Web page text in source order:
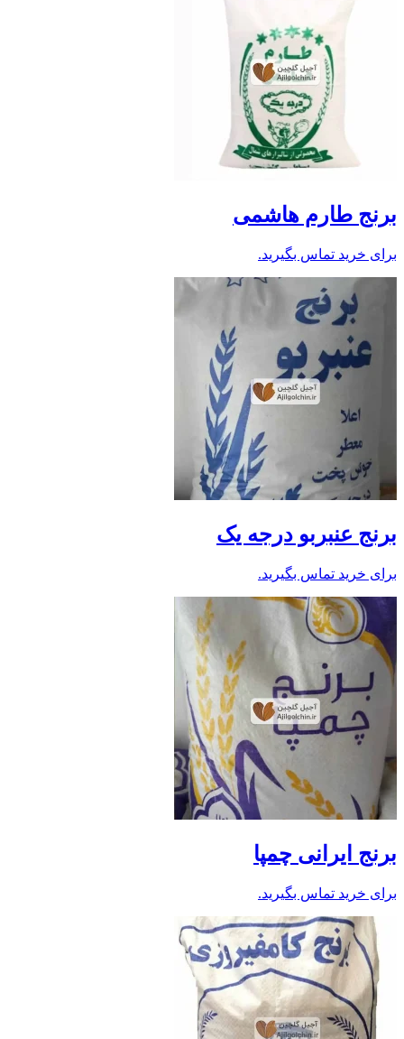
برنج طارم هاشمی
برای خرید تماس بگیرید.
برنج عنبربو درجه یک
برای خرید تماس بگیرید.
برنج ایرانی چمپا
برای خرید تماس بگیرید.